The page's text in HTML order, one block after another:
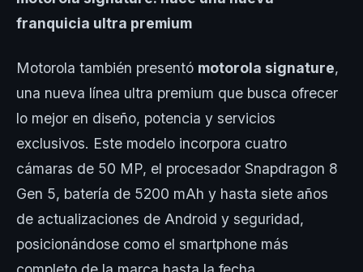
franquicia ultra premium
Motorola también presentó motorola signature,
una nueva línea ultra premium que busca ofrecer
lo mejor en diseño, potencia y servicios
exclusivos. Este modelo incorpora cuatro
cámaras de 50 MP, el procesador Snapdragon 8
Gen 5, batería de 5200 mAh y hasta siete años
de actualizaciones de Android y seguridad,
posicionándose como el smartphone más